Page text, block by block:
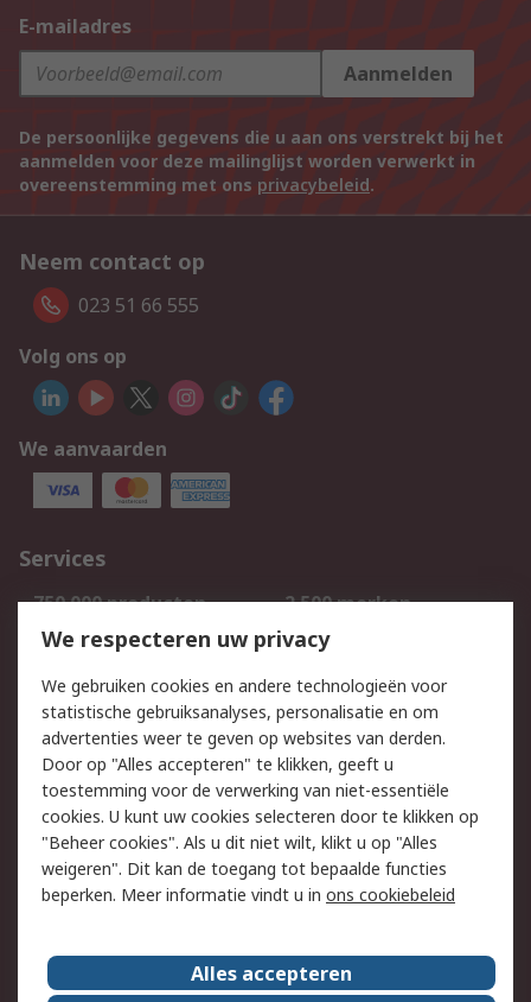
E-mailadres
Aanmelden
De persoonlijke gegevens die u aan ons verstrekt bij het
aanmelden voor deze mailinglijst worden verwerkt in
overeenstemming met ons privacybeleid.
Neem contact op
023 51 66 555
Volg ons op
We aanvaarden
Services
750.000 producten
2.500 merken
Bestellen
Inkoopoplossingen
Track & Trace
Wettelijk
Cookiebeleid
Email veiligheid
Privacybeleid
Websitevoorwaarden
Algemene
verkoopvoorwaarden
Over RS
We respecteren uw privacy
We gebruiken cookies en andere technologieën voor
statistische gebruiksanalyses, personalisatie en om
advertenties weer te geven op websites van derden.
Door op "Alles accepteren" te klikken, geeft u
toestemming voor de verwerking van niet-essentiële
cookies. U kunt uw cookies selecteren door te klikken op
"Beheer cookies". Als u dit niet wilt, klikt u op "Alles
weigeren". Dit kan de toegang tot bepaalde functies
beperken. Meer informatie vindt u in ons cookiebeleid
Alles accepteren